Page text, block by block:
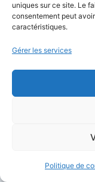
uniques sur ce site. Le
consentement peut
caractéristiques.
Gérer les services
Politique de
sur les
votre
en France
Canva :
titans en